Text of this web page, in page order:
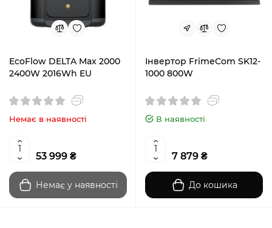
EcoFlow DELTA Max 2000
2400W 2016Wh EU
Немає в наявності
53 999 ₴
Немає у наявності
Інвертор FrimeCom SK12-
1000 800W
В наявності
7 879 ₴
До кошика